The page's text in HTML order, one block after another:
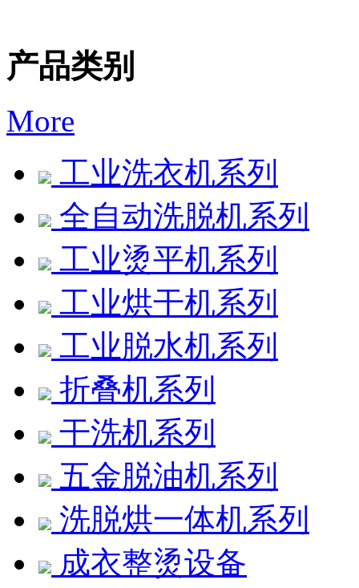
产品类别
More
工业洗衣机系列
全自动洗脱机系列
工业烫平机系列
工业烘干机系列
工业脱水机系列
折叠机系列
干洗机系列
五金脱油机系列
洗脱烘一体机系列
成衣整烫设备